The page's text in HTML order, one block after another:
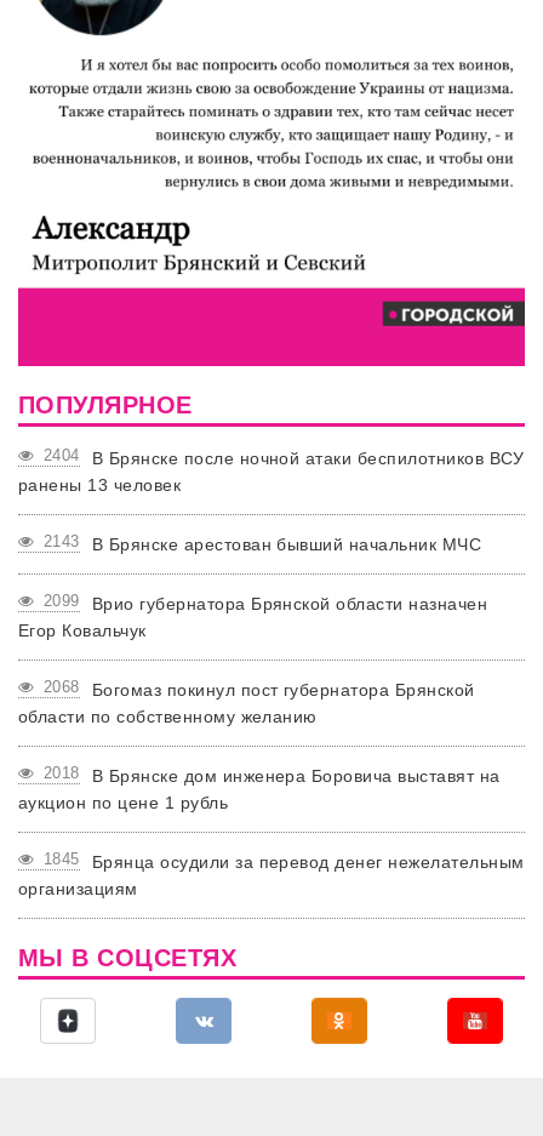
ПОПУЛЯРНОЕ
2404
В Брянске после ночной атаки беспилотников ВСУ
ранены 13 человек
2143 В Брянске арестован бывший начальник МЧС
2099
Врио губернатора Брянской области назначен
Егор Ковальчук
2068
Богомаз покинул пост губернатора Брянской
области по собственному желанию
2018
В Брянске дом инженера Боровича выставят на
аукцион по цене 1 рубль
1845
Брянца осудили за перевод денег нежелательным
организациям
МЫ В СОЦСЕТЯХ